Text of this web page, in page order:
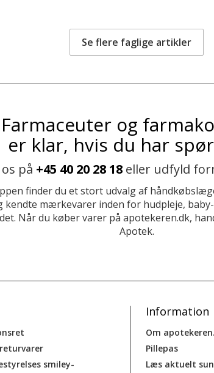
Se flere faglige artikler
Farmaceuter og
er klar, hvis du har
på +45 40 20 28 18 eller udfyld
finder du et stort udvalg af
kendte mærkevarer inden for hudpleje,
Når du køber varer på apotekeren.dk,
Apotek.
smiley-
Information
Om
Pillepas
Læs aktuelt